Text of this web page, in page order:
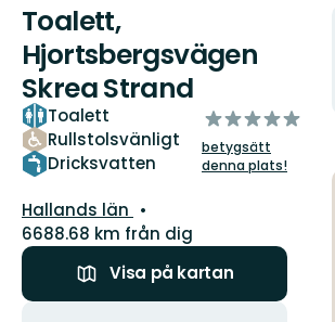
Toalett,
Hjortsbergsvägen
Skrea Strand
Toalett
Rullstolsvänligt
Dricksvatten
av
5
stjärnor
betygsätt
denna plats!
Län:
Hallands län
6688.68 km från dig
Visa på kartan